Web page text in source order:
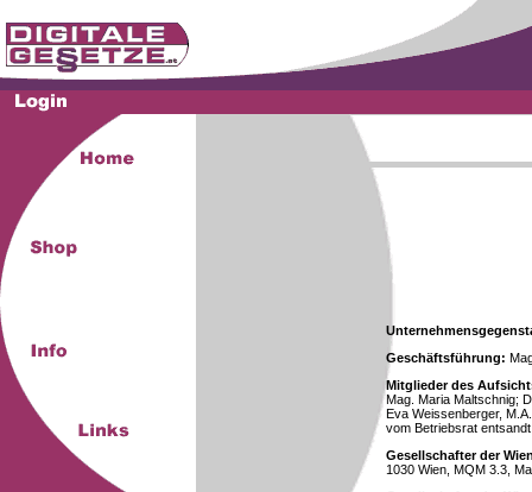
Geschäftsführung:
Mitglieder des
Mag. Maria Maltschnig;
Eva Weissenberger,
vom Betriebsrat
Gesellschafter der
1030 Wien, MQM 3.3,